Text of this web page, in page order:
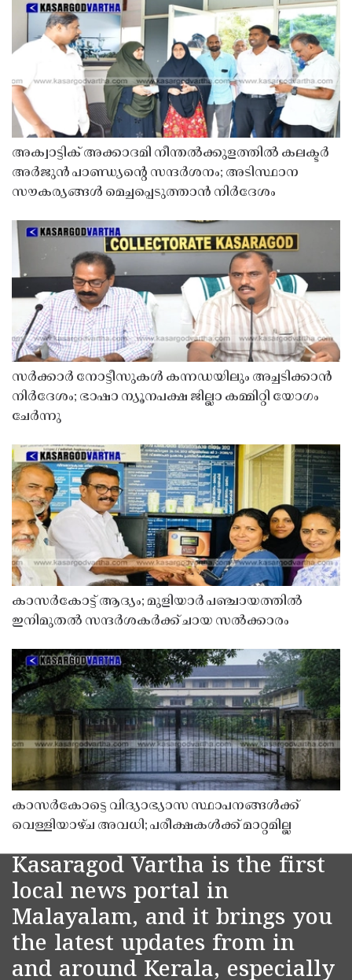
അക്വാട്ടിക് അക്കാദമി നീന്തൽക്കുളത്തിൽ കലക്ടർ
അർജുൻ പാണ്ഡ്യൻ്റെ സന്ദർശനം; അടിസ്ഥാന
സൗകര്യങ്ങൾ മെച്ചപ്പെടുത്താൻ നിർദേശം
സർക്കാർ നോട്ടീസുകൾ കന്നഡയിലും അച്ചടിക്കാൻ
നിർദേശം; ഭാഷാ ന്യൂനപക്ഷ ജില്ലാ കമ്മിറ്റി യോഗം
ചേർന്നു
കാസർകോട്ട് ആദ്യം; മുളിയാർ പഞ്ചായത്തിൽ
ഇനിമുതൽ സന്ദർശകർക്ക് ചായ സൽക്കാരം
കാസർകോട്ടെ വിദ്യാഭ്യാസ സ്ഥാപനങ്ങൾക്ക്
വെള്ളിയാഴ്ച അവധി; പരീക്ഷകൾക്ക് മാറ്റമില്ല
Kasaragod Vartha is the first
local news portal in
Malayalam, and it brings you
the latest updates from in
and around Kerala, especially